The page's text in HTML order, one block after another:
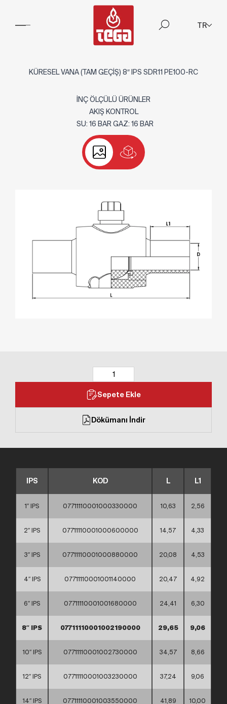
TR
KÜRESEL VANA (TAM GEÇİŞ) 8″ IPS SDR11 PE100-RC
İNÇ ÖLÇÜLÜ ÜRÜNLER
AKIŞ KONTROL
SU: 16 BAR GAZ: 16 BAR
Sepete Ekle
Dökümanı İndir
IPS KOD L L1
1″ IPS 07711110001000330000 10,63 2,56
2″ IPS 07711110001000600000 14,57 4,33
3″ IPS 07711110001000880000 20,08 4,53
4″ IPS 07711110001001140000 20,47 4,92
6″ IPS 07711110001001680000 24,41 6,30
8″ IPS 07711110001002190000 29,65 9,06
10″ IPS 07711110001002730000 34,57 8,66
12″ IPS 07711110001003230000 37,24 9,06
14″ IPS 07711110001003550000 41,89 10,00